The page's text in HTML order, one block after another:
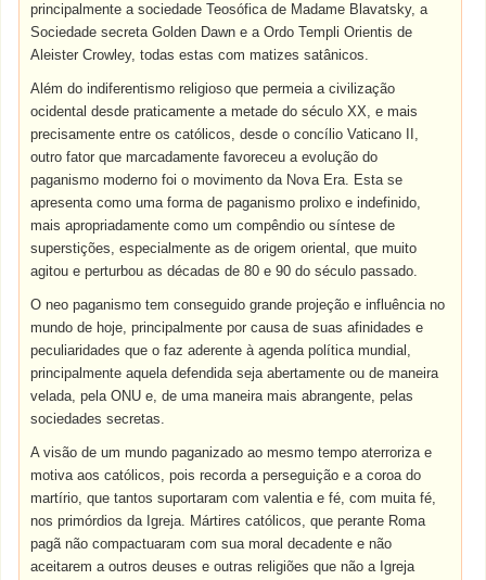
principalmente a sociedade Teosófica de Madame Blavatsky, a
Sociedade secreta Golden Dawn e a Ordo Templi Orientis de
Aleister Crowley, todas estas com matizes satânicos.
Além do indiferentismo religioso que permeia a civilização
ocidental desde praticamente a metade do século XX, e mais
precisamente entre os católicos, desde o concílio Vaticano II,
outro fator que marcadamente favoreceu a evolução do
paganismo moderno foi o movimento da Nova Era. Esta se
apresenta como uma forma de paganismo prolixo e indefinido,
mais apropriadamente como um compêndio ou síntese de
superstições, especialmente as de origem oriental, que muito
agitou e perturbou as décadas de 80 e 90 do século passado.
O neo paganismo tem conseguido grande projeção e influência no
mundo de hoje, principalmente por causa de suas afinidades e
peculiaridades que o faz aderente à agenda política mundial,
principalmente aquela defendida seja abertamente ou de maneira
velada, pela ONU e, de uma maneira mais abrangente, pelas
sociedades secretas.
A visão de um mundo paganizado ao mesmo tempo aterroriza e
motiva aos católicos, pois recorda a perseguição e a coroa do
martírio, que tantos suportaram com valentia e fé, com muita fé,
nos primórdios da Igreja. Mártires católicos, que perante Roma
pagã não compactuaram com sua moral decadente e não
aceitarem a outros deuses e outras religiões que não a Igreja